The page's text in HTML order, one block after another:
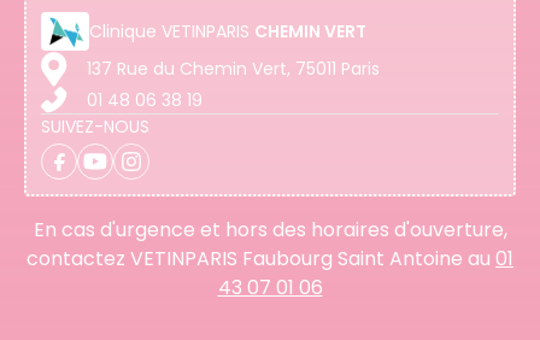
Clinique VETINPARIS CHEMIN VERT
137 Rue du Chemin Vert, 75011 Paris
01 48 06 38 19
SUIVEZ-NOUS
En cas d'urgence et hors des horaires d'ouverture,
contactez VETINPARIS Faubourg Saint Antoine au 01
43 07 01 06